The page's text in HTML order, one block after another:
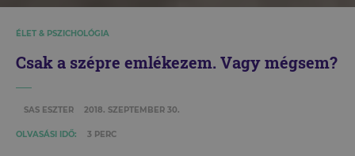
ÉLET & PSZICHOLÓGIA
Csak a szépre emlékezem. Vagy mégsem?
SAS ESZTER 2018. SZEPTEMBER 30.
OLVASÁSI IDŐ: 3 PERC